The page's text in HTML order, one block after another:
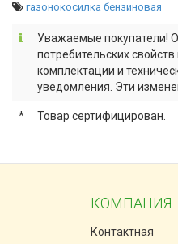
газонокосилка бензиновая
Уважаемые покупатели!
потребительских
комплектации и
уведомления. Эти
* Товар сертифицирован.
КОМПАНИЯ
Контактная